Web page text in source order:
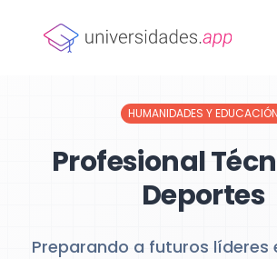
HUMANIDADES Y EDUCACIÓN
Profesional
Deportes
Preparando a futuros líderes